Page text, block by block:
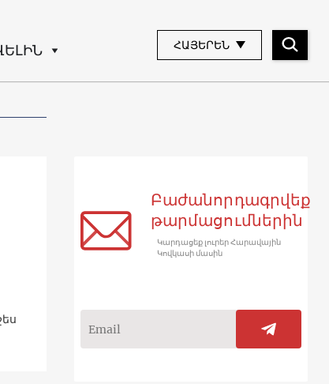
ՀԱՅԵՐԵՆ
Բաժանորդագրվեք
թարմացումներին
Կարդացեք լուրեր Հարավային
Կովկասի մասին